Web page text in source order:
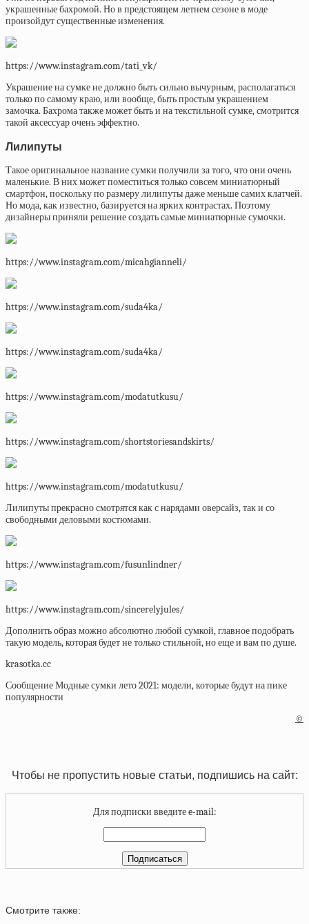
украшенные бахромой. Но в предстоящем летнем сезоне в моде
произойдут существенные изменения.
https://www.instagram.com/tati_vk/
Украшение на сумке не должно быть сильно вычурным, располагаться
только по самому краю, или вообще, быть простым украшением
замочка. Бахрома также может быть и на текстильной сумке, смотрится
такой аксессуар очень эффектно.
Лилипуты
Такое оригинальное название сумки получили за того, что они очень
маленькие. В них может поместиться только совсем миниатюрный
смартфон, поскольку по размеру лилипуты даже меньше самих клатчей.
Но мода, как известно, базируется на ярких контрастах. Поэтому
дизайнеры приняли решение создать самые миниатюрные сумочки.
https://www.instagram.com/micahgianneli/
https://www.instagram.com/suda4ka/
https://www.instagram.com/suda4ka/
https://www.instagram.com/modatutkusu/
https://www.instagram.com/shortstoriesandskirts/
https://www.instagram.com/modatutkusu/
Лилипуты прекрасно смотрятся как с нарядами оверсайз, так и со
свободными деловыми костюмами.
https://www.instagram.com/fusunlindner/
https://www.instagram.com/sincerelyjules/
Дополнить образ можно абсолютно любой сумкой, главное подобрать
такую модель, которая будет не только стильной, но еще и вам по душе.
krasotka.cc
Сообщение Модные сумки лето 2021: модели, которые будут на пике
популярности
©
Чтобы не пропустить новые статьи, подпишись на сайт:
Для подписки введите e-mail:
Смотрите также: